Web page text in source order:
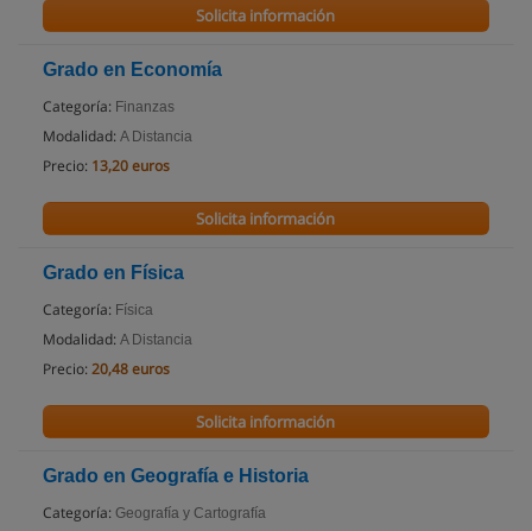
Solicita información
Grado en Economía
Categoría: Finanzas
Modalidad: A Distancia
Precio: 13,20 euros
Solicita información
Grado en Física
Categoría: Física
Modalidad: A Distancia
Precio: 20,48 euros
Solicita información
Grado en Geografía e Historia
Categoría: Geografía y Cartografía